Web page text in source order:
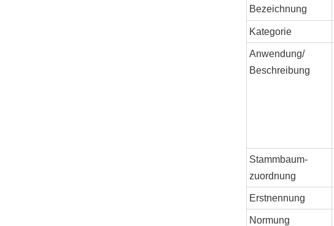
Bezeichnung
Kategorie
Anwendung/
Beschreibung
Stammbaum-
zuordnung
Erstnennung
Normung